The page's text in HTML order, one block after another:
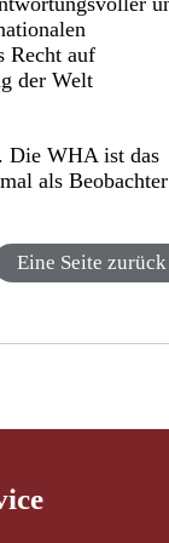
Recht auf
der Welt
Die WHA ist das
als Beobachter
Eine Seite zurück